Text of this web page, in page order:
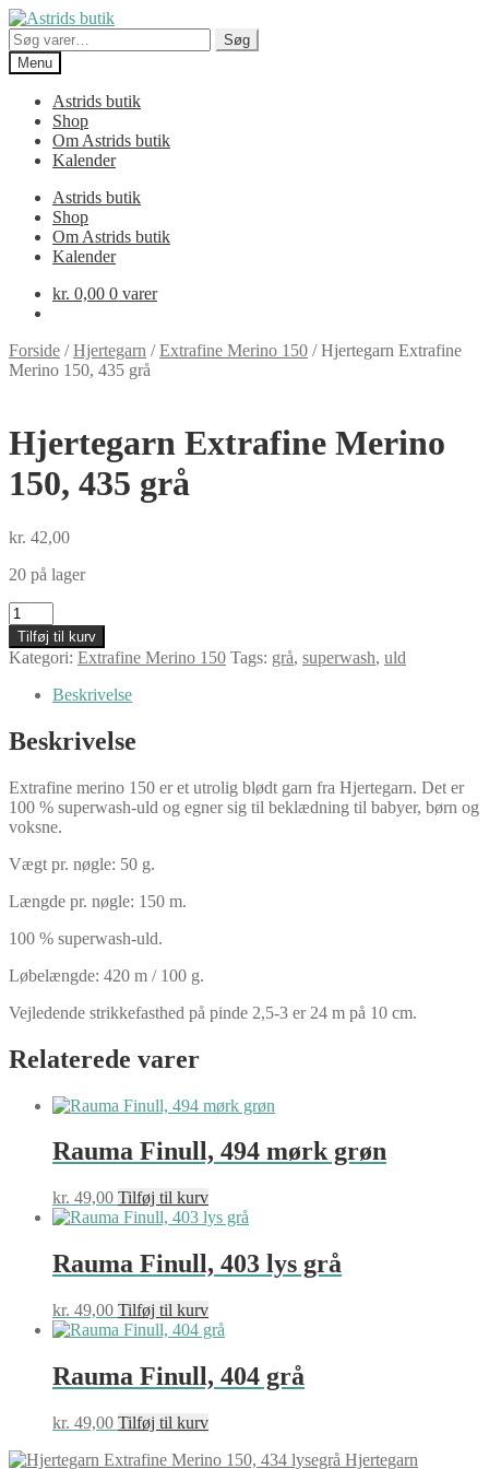
Spring
til
navigation
Spring
til
indhold
Søg
efter:
Søg
Menu
Astrids butik
Shop
Om Astrids butik
Kalender
Astrids butik
Shop
Om Astrids butik
Kalender
kr. 0,00 0 varer
Forside /Hjertegarn /Extrafine Merino 150 /Hjertegarn Extrafine
Merino 150, 435 grå
Hjertegarn Extrafine Merino
150, 435 grå
kr. 42,00
20 på lager
Hjertegarn
Extrafine
Merino
150,
antal
Tilføj til kurv
Kategori: Extrafine Merino 150 Tags: grå, superwash, uld
Beskrivelse
Beskrivelse
Extrafine merino 150 er et utrolig blødt garn fra Hjertegarn. Det er
100 % superwash-uld og egner sig til beklædning til babyer, børn og
voksne.
Vægt pr. nøgle: 50 g.
Længde pr. nøgle: 150 m.
100 % superwash-uld.
Løbelængde: 420 m / 100 g.
Vejledende strikkefasthed på pinde 2,5-3 er 24 m på 10 cm.
Relaterede varer
Rauma Finull, 494 mørk grøn
kr. 49,00 Tilføj til kurv
Rauma Finull, 403 lys grå
kr. 49,00 Tilføj til kurv
Rauma Finull, 404 grå
kr. 49,00 Tilføj til kurv
Hjertegarn